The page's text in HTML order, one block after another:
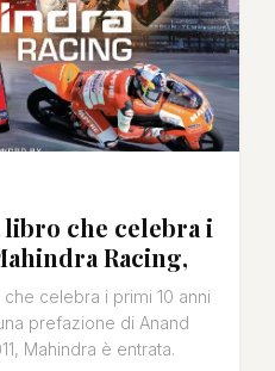
che celebra i
Racing,
celebra i primi 10 anni
prefazione di Anand
Mahindra è entrata.